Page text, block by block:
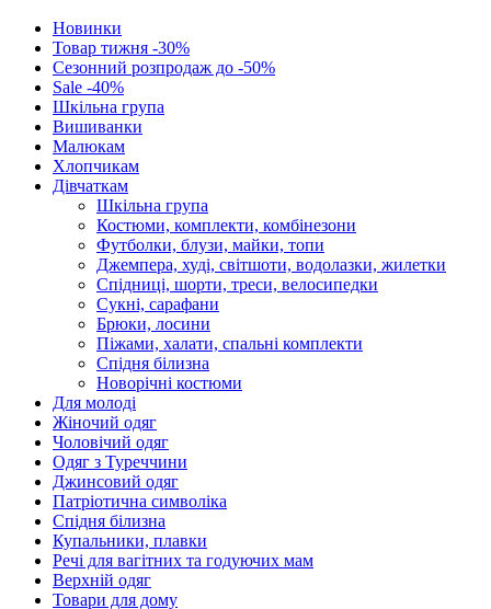
Новинки
Товар тижня -30%
Сезонний розпродаж до -50%
Sale -40%
Шкільна група
Вишиванки
Малюкам
Хлопчикам
Дівчаткам
Шкільна група
Костюми, комплекти, комбінезони
Футболки, блузи, майки, топи
Джемпера, худі, світшоти, водолазки, жилетки
Спідниці, шорти, треси, велосипедки
Сукні, сарафани
Брюки, лосини
Піжами, халати, спальні комплекти
Спідня білизна
Новорічні костюми
Для молоді
Жіночий одяг
Чоловічий одяг
Одяг з Туреччини
Джинсовий одяг
Патріотична символіка
Спідня білизна
Купальники, плавки
Речі для вагітних та годуючих мам
Верхній одяг
Товари для дому